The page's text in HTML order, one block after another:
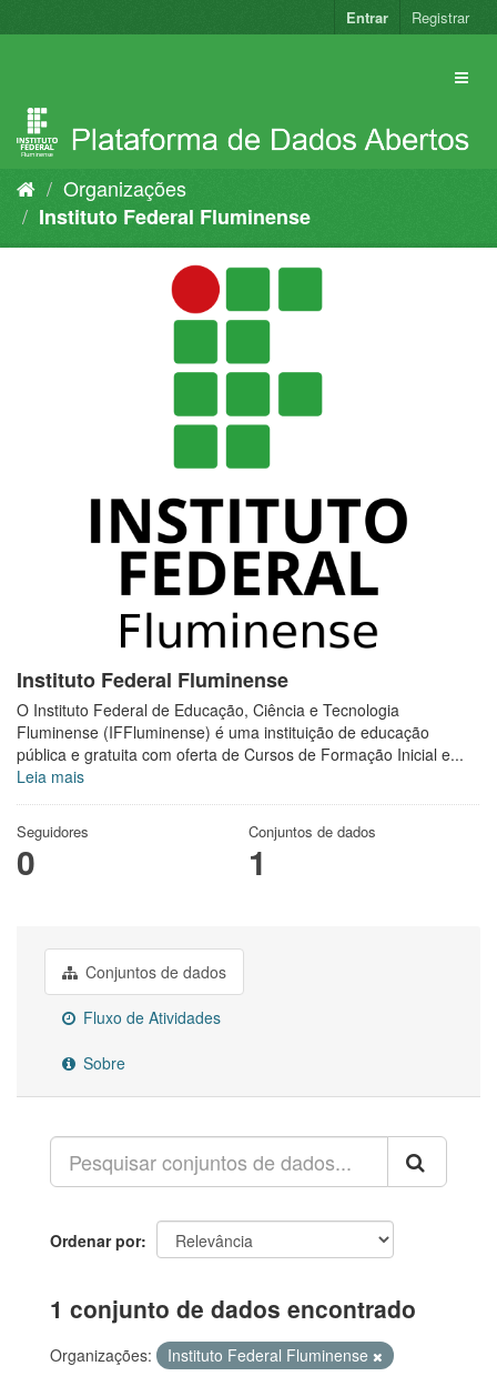
para
Entrar Registrar
Organizações
Instituto Federal Fluminense
Instituto Federal Fluminense
O Instituto Federal de Educação, Ciência e Tecnologia
Fluminense (IFFluminense) é uma instituição de educação
pública e gratuita com oferta de Cursos de Formação Inicial e...
Leia mais
Seguidores
0
Conjuntos de dados
1
Conjuntos de dados
Fluxo de Atividades
Sobre
Ordenar por
1 conjunto de dados encontrado
Organizações:
Instituto Federal Fluminense